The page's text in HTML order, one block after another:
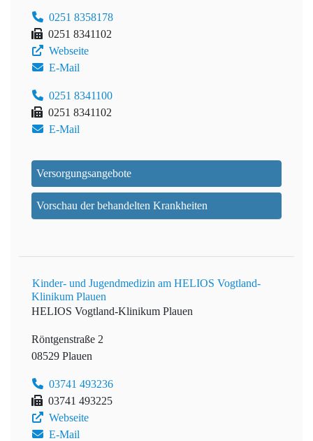
0251 8358178
0251 8341102
Webseite
E-Mail
0251 8341100
0251 8341102
E-Mail
Versorgungsangebote
Vorschau der behandelten Krankheiten
Kinder- und Jugendmedizin am HELIOS Vogtland-
Klinikum Plauen
HELIOS Vogtland-Klinikum Plauen
Röntgenstraße 2
08529 Plauen
03741 493236
03741 493225
Webseite
E-Mail